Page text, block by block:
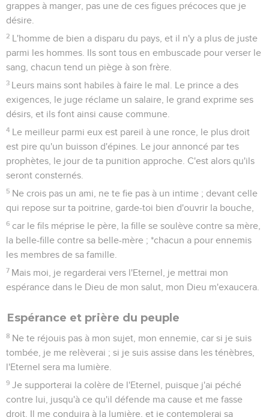
grappes à manger, pas une de ces figues précoces que je
désire.
2 L'homme de bien a disparu du pays, et il n'y a plus de juste
parmi les hommes. Ils sont tous en embuscade pour verser le
sang, chacun tend un piège à son frère.
3 Leurs mains sont habiles à faire le mal. Le prince a des
exigences, le juge réclame un salaire, le grand exprime ses
désirs, et ils font ainsi cause commune.
4 Le meilleur parmi eux est pareil à une ronce, le plus droit
est pire qu'un buisson d'épines. Le jour annoncé par tes
prophètes, le jour de ta punition approche. C'est alors qu'ils
seront consternés.
5 Ne crois pas un ami, ne te fie pas à un intime ; devant celle
qui repose sur ta poitrine, garde-toi bien d'ouvrir la bouche,
6 car le fils méprise le père, la fille se soulève contre sa mère,
la belle-fille contre sa belle-mère ; *chacun a pour ennemis
les membres de sa famille.
7 Mais moi, je regarderai vers l'Eternel, je mettrai mon
espérance dans le Dieu de mon salut, mon Dieu m'exaucera.
Espérance et prière du peuple
8 Ne te réjouis pas à mon sujet, mon ennemie, car si je suis
tombée, je me relèverai ; si je suis assise dans les ténèbres,
l'Eternel sera ma lumière.
9 Je supporterai la colère de l'Eternel, puisque j'ai péché
contre lui, jusqu'à ce qu'il défende ma cause et me fasse
droit. Il me conduira à la lumière, et je contemplerai sa